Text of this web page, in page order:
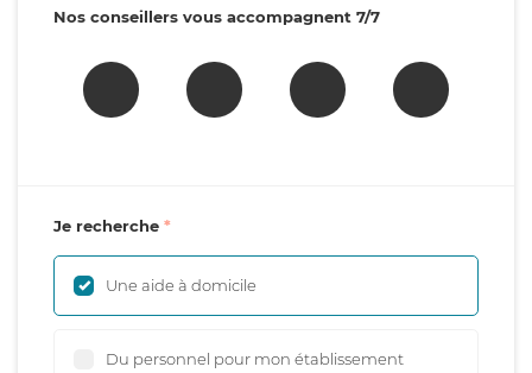
Nos conseillers vous accompagnent 7/7
Je recherche
Une aide à domicile
Du personnel pour mon établissement